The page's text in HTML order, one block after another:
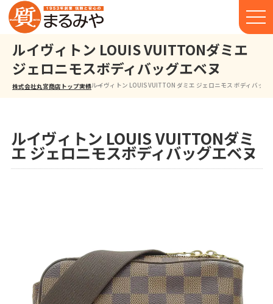
ルイヴィトン LOUIS VUITTONダミエ
ジェロニモスボディバッグエベヌ
株式会社丸宮商店トップ⁩実績ルイヴィトン LOUIS VUITTON ダミエ ジェロニモス ボディバッグ
ルイヴィトン LOUIS VUITTONダミ
エ ジェロニモスボディバッグエベヌ